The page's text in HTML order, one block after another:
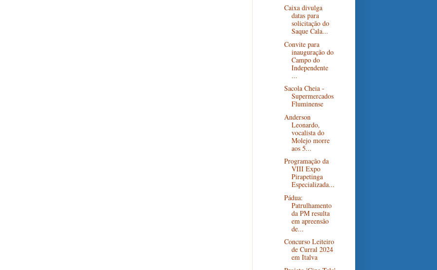
Caixa divulga
datas para
solicitação do
Saque Cala...
Convite para
inauguração do
Campo do
Independente
...
Sacola Cheia -
Supermercados
Fluminense
Anderson
Leonardo,
vocalista do
Molejo morre
aos 5...
Programação da
VIII Expo
Pirapetinga
Especializada...
Pádua:
Patrulhamento
da PM resulta
em apreensão
de...
Concurso Leiteiro
de Curral 2024
em Italva